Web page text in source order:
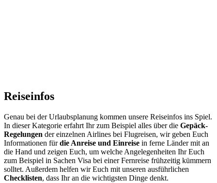
Reiseinfos
Genau bei der Urlaubsplanung kommen unsere Reiseinfos ins Spiel.
In dieser Kategorie erfahrt Ihr zum Beispiel alles über die Gepäck-
Regelungen der einzelnen Airlines bei Flugreisen, wir geben Euch
Informationen fürdie Anreise und Einreise in ferne Länder mit an
die Hand und zeigen Euch, um welche Angelegenheiten Ihr Euch
zum Beispiel in Sachen Visa bei einer Fernreise frühzeitig kümmern
solltet. Außerdem helfen wir Euch mit unseren ausführlichen
Checklisten, dass Ihr an die wichtigsten Dinge denkt.